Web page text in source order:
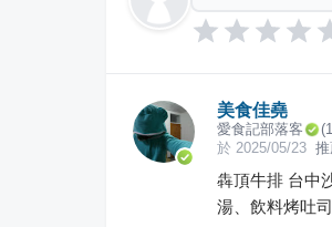
美食佳堯
愛食記部落客 (
於 2025/05/23
犇頂牛排 台中
湯、飲料烤吐